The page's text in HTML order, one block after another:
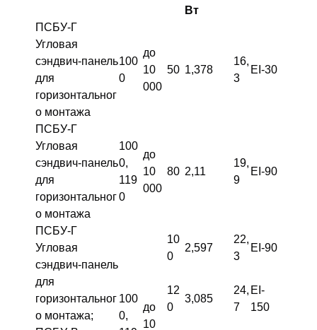
Вт
ПСБУ-Г
Угловая
сэндвич-панель
для
горизонтальног
о монтажа
100
0
до
10
000
50 1,378
16,
3
EI-30
ПСБУ-Г
Угловая
сэндвич-панель
для
горизонтальног
о монтажа
100
0,
119
0
до
10
000
80 2,11
19,
9
EI-90
ПСБУ-Г
Угловая
сэндвич-панель
для
горизонтальног
о монтажа;
100
0,
до
10
10
0
2,597
22,
3
EI-90
12
0
3,085
24,
7
EI-
150